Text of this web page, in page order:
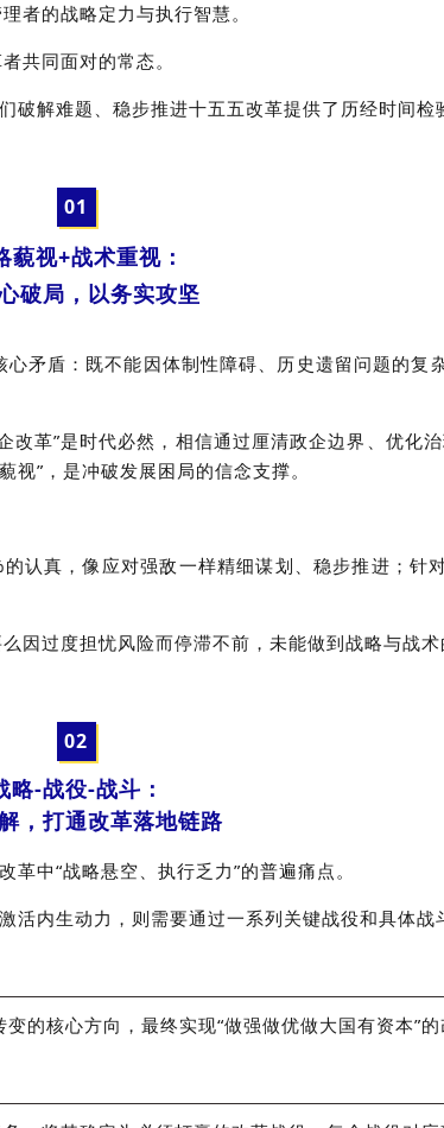
者的战略定力与执行智慧。
共同面对的常态。
解难题、稳步推进十五五改革提供了历经时间检
01
藐视+战术重视：
破局，以务实攻坚
心矛盾：既不能因体制性障碍、历史遗留问题的复
革”是时代必然，相信通过厘清政企边界、优化
”，是冲破发展困局的信念支撑。
认真，像应对强敌一样精细谋划、稳步推进；针
过度担忧风险而停滞不前，未能做到战略与战术
02
略-战役-战斗：
，打通改革落地链路
中“战略悬空、执行乏力”的普遍痛点。
内生动力，则需要通过一系列关键战役和具体战
的核心方向，最终实现“做强做优做大国有资本”的